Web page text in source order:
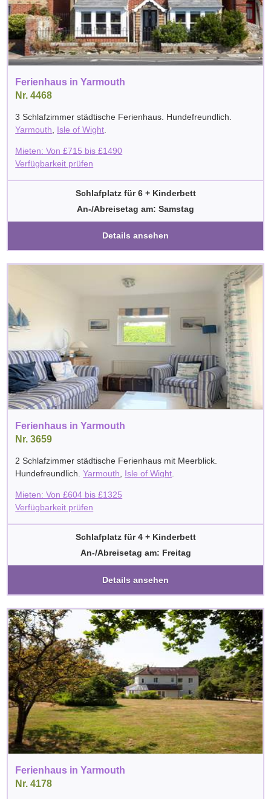
Ferienhaus in Yarmouth
Nr. 4468
3 Schlafzimmer städtische Ferienhaus. Hundefreundlich.
Yarmouth
Isle of Wight
Mieten: Von£715 bis£1490
Verfügbarkeit prüfen
Schlafplatz für 6 + Kinderbett
An-/Abreisetag am: Samstag
Details ansehen
Ferienhaus in Yarmouth
Nr. 3659
2 Schlafzimmer städtische Ferienhaus mit Meerblick.
Hundefreundlich.Yarmouth Isle of Wight
Mieten: Von£604 bis£1325
Verfügbarkeit prüfen
Schlafplatz für 4 + Kinderbett
An-/Abreisetag am: Freitag
Details ansehen
Ferienhaus in Yarmouth
Nr. 4178